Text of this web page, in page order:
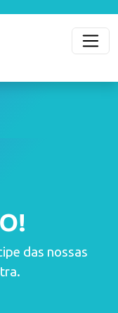
das nossas